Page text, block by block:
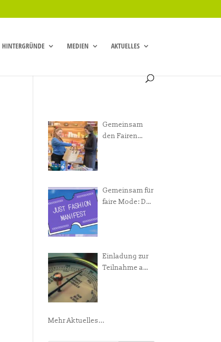
HINTERGRÜNDE MEDIEN AKTUELLES
Gemeinsam
den Fairen
Gemeinsam für
faire Mode: Das
Einladung zur
Teilnahme am
Mehr Aktuelles...